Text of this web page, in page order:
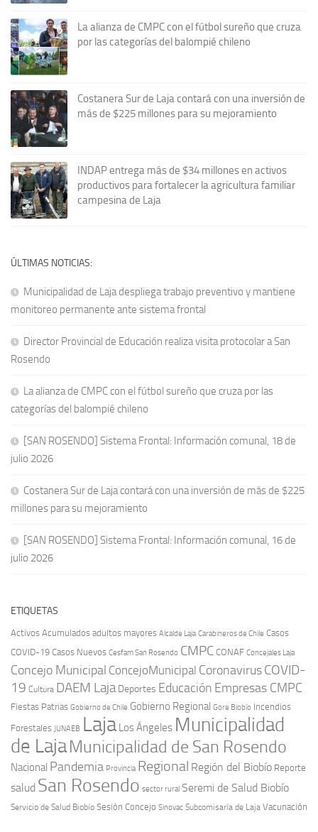
La alianza de CMPC con el fútbol sureño que cruza
por las categorías del balompié chileno
Costanera Sur de Laja contará con una inversión de
más de $225 millones para su mejoramiento
INDAP entrega más de $34 millones en activos
productivos para fortalecer la agricultura familiar
campesina de Laja
ÚLTIMAS NOTICIAS:
Municipalidad de Laja despliega trabajo preventivo y mantiene
monitoreo permanente ante sistema frontal
Director Provincial de Educación realiza visita protocolar a San
Rosendo
La alianza de CMPC con el fútbol sureño que cruza por las
categorías del balompié chileno
[SAN ROSENDO] Sistema Frontal: Información comunal, 18 de
julio 2026
Costanera Sur de Laja contará con una inversión de más de $225
millones para su mejoramiento
[SAN ROSENDO] Sistema Frontal: Información comunal, 16 de
julio 2026
ETIQUETAS
Activos Acumulados adultos mayores Alcalde Laja Carabineros de Chile Casos
COVID-19 Casos Nuevos Cesfam San Rosendo CMPC CONAF Concejales Laja
Concejo Municipal ConcejoMunicipal CoronavirusCOVID-
19 Cultura DAEM Laja Deportes Educación Empresas CMPC
Fiestas Patrias Gobierno de Chile Gobierno Regional Gore Biobío Incendios
Forestales JUNAEB Laja Los Ángeles Municipalidad
de LajaMunicipalidad de San Rosendo
Nacional Pandemia Provincia Regional Región del Biobío Reporte
salud San Rosendo sector rural Seremi de Salud Biobío
Servicio de Salud Biobío Sesión Concejo Sinovac Subcomisaría de Laja Vacunación